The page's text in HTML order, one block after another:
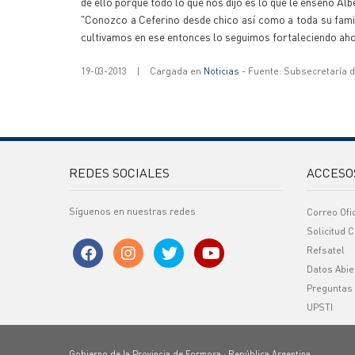
"Conozco a Ceferino desde chico así como a toda su
cultivamos en ese entonces lo seguimos fortaleciendo
19-03-2013 | Cargada en Noticias - Fuente: Subsecretaría
REDES SOCIALES
Síguenos en nuestras redes
Correo
Solicitud
Refsatel
Datos
UPSTI